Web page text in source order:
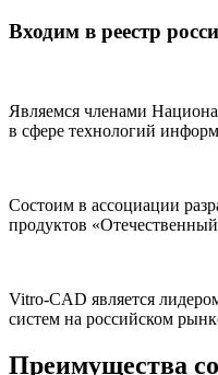
Входим в реестр
Являемся членами
в сфере технологий
Состоим в ассоциации
продуктов
Vitro-CAD является
систем на российском
Преимущества